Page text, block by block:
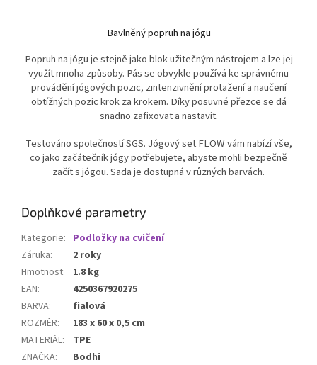
Bavlněný popruh na jógu
Popruh na jógu je stejně jako blok užitečným nástrojem a lze jej
využít mnoha způsoby. Pás se obvykle používá ke správnému
provádění jógových pozic, zintenzivnění protažení a naučení
obtížných pozic krok za krokem. Díky posuvné přezce se dá
snadno zafixovat a nastavit.
Testováno společností SGS. Jógový set FLOW vám nabízí vše,
co jako začátečník jógy potřebujete, abyste mohli bezpečně
začít s jógou. Sada je dostupná v různých barvách.
Doplňkové parametry
Kategorie: Podložky na cvičení
Záruka:
2 roky
Hmotnost:
1.8 kg
EAN:
4250367920275
BARVA:
fialová
ROZMĚR:
183 x 60 x 0,5 cm
MATERIÁL:
TPE
ZNAČKA:
Bodhi